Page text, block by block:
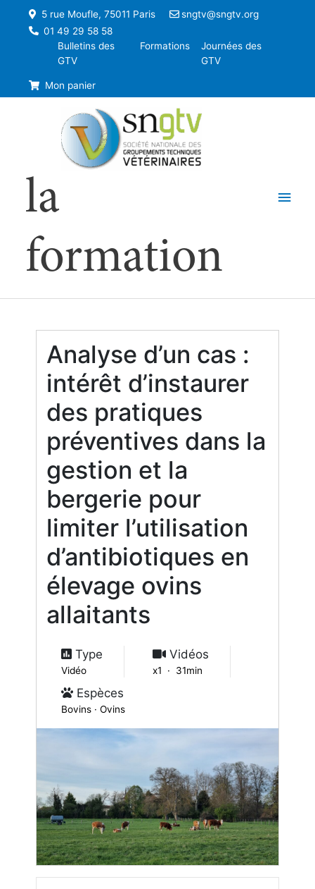
5 rue Moufle, 75011 Paris
sngtv@sngtv.org
01 49 29 58 58
Bulletins des
GTV
Formations
Journées des
GTV
Mon panier
la
formation
Analyse d’un cas :
intérêt d’instaurer
des pratiques
préventives dans la
gestion et la
bergerie pour
limiter l’utilisation
d’antibiotiques en
élevage ovins
allaitants
Type
Vidéo
Vidéos
x1 · 31min
Espèces
Bovins · Ovins